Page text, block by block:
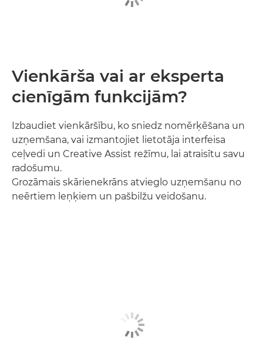
Vienkārša vai ar eksperta
cienīgām funkcijām?
Izbaudiet vienkāršību, ko sniedz nomērķēšana un
uzņemšana, vai izmantojiet lietotāja interfeisa
ceļvedi un Creative Assist režīmu, lai atraisītu savu
radošumu.
Grozāmais skārienekrāns atvieglo uzņemšanu no
neērtiem leņķiem un pašbilžu veidošanu.